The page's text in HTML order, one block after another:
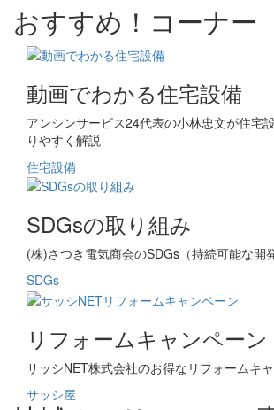
おすすめ！コーナー
動画でわかる住宅設備
アンシンサービス24代表の小林忠文が住宅
りやすく解説
住宅設備
SDGsの取り組み
(株)さつき電気商会のSDGs（持続可能な開
SDGs
リフォームキャンペーン
サッシNET株式会社のお得なリフォームキ
サッシ屋